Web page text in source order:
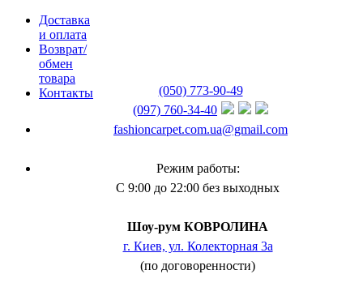
Доставка
и оплата
Возврат/
обмен
товара
Контакты
(050) 773-90-49
(097) 760-34-40
fashioncarpet.com.ua@gmail.com
Режим работы:
С 9:00 до 22:00 без выходных
Шоу-рум КОВРОЛИНА
г. Киев, ул. Колекторная 3а
(по договоренности)